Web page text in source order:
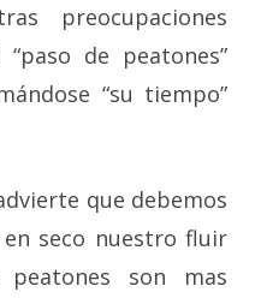
preocupaciones
de peatones”
“su tiempo”
que debemos
seco nuestro fluir
peatones son mas